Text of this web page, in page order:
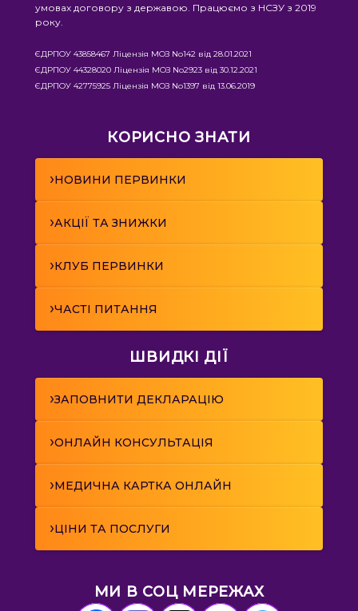
умовах договору з державою. Працюємо з НСЗУ з 2019
року.
ЄДРПОУ 43858467 Ліцензія МОЗ No142 від 28.01.2021
ЄДРПОУ 44328020 Ліцензія МОЗ No2923 від 30.12.2021
ЄДРПОУ 42775925 Ліцензія МОЗ No1397 від 13.06.2019
КОРИСНО ЗНАТИ
›НОВИНИ ПЕРВИНКИ
›АКЦІЇ ТА ЗНИЖКИ
›КЛУБ ПЕРВИНКИ
›ЧАСТІ ПИТАННЯ
ШВИДКІ ДІЇ
›ЗАПОВНИТИ ДЕКЛАРАЦІЮ
›ОНЛАЙН КОНСУЛЬТАЦІЯ
›МЕДИЧНА КАРТКА ОНЛАЙН
›ЦІНИ ТА ПОСЛУГИ
МИ В СОЦ МЕРЕЖАХ